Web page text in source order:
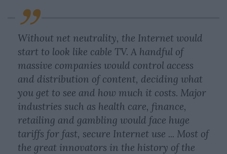
Without net neutrality, the Internet would
start to look like cable TV. A handful of
massive companies would control access
and distribution of content, deciding what
you get to see and how much it costs. Major
industries such as health care, finance,
retailing and gambling would face huge
tariffs for fast, secure Internet use ... Most of
the great innovators in the history of the